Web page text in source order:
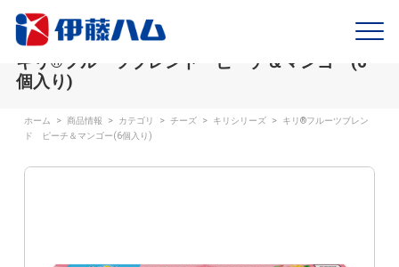
キリ®フルーツブレンド ピーチ＆マンゴー(6
個入り)
ホーム > 商品情報 > カテゴリ > チーズ > キリシリーズ >
キリ®フルーツブレン
ド ピーチ＆マンゴー(6個入り)